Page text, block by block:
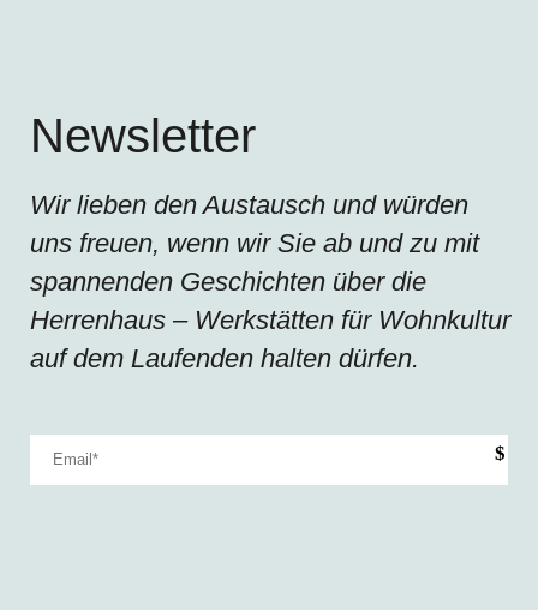
Newsletter
Wir lieben den Austausch und würden
uns freuen, wenn wir Sie ab und zu mit
spannenden Geschichten über die
Herrenhaus – Werkstätten für Wohnkultur
auf dem Laufenden halten dürfen.